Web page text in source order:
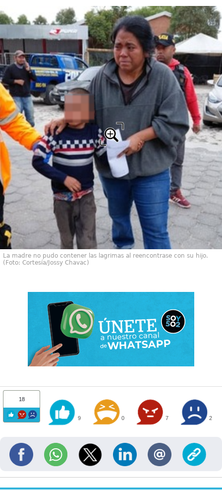
La madre no pudo contener las lagrimas al reencontrase con su hijo.
(Foto: Cortesía/Jossy Chavac)
18
9 0 7 2